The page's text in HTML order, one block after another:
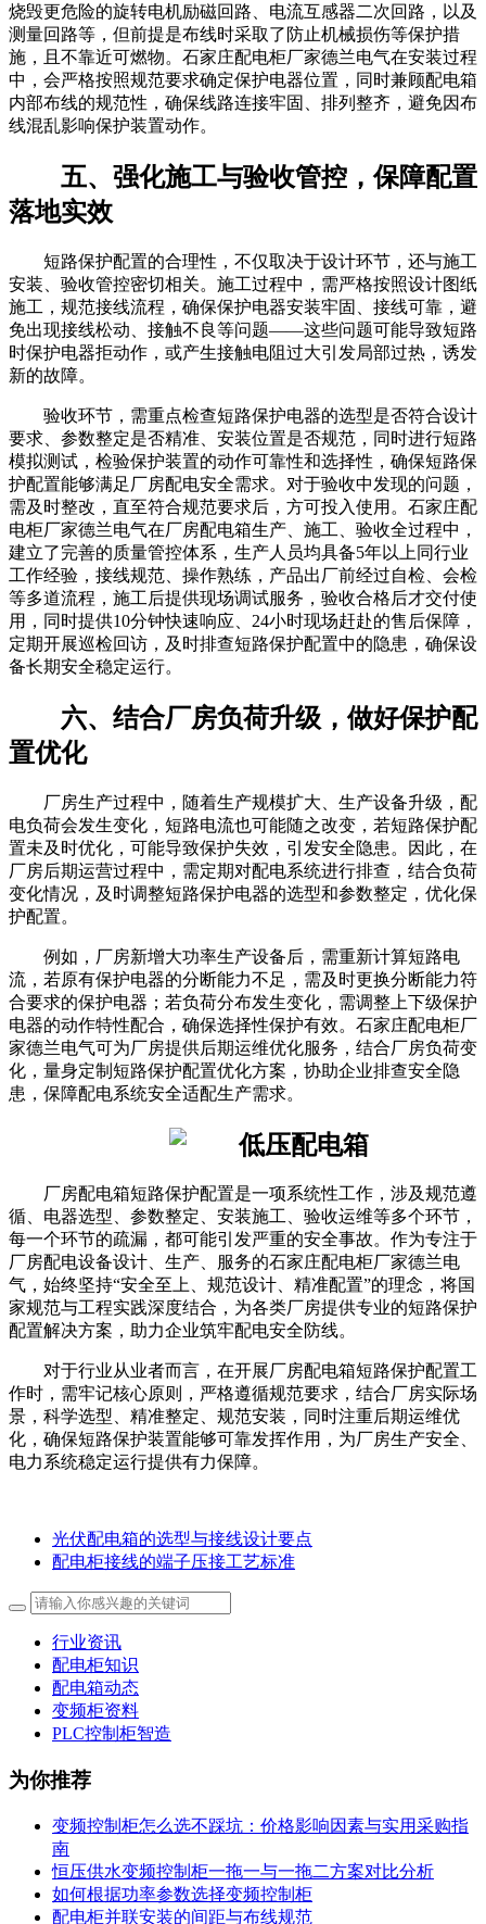
烧毁更危险的旋转电机励磁回路、电流互感器二次回路，以及
测量回路等，但前提是布线时采取了防止机械损伤等保护措
施，且不靠近可燃物。石家庄配电柜厂家德兰电气在安装过程
中，会严格按照规范要求确定保护电器位置，同时兼顾配电箱
内部布线的规范性，确保线路连接牢固、排列整齐，避免因布
线混乱影响保护装置动作。
五、强化施工与验收管控，保障配置
落地实效
短路保护配置的合理性，不仅取决于设计环节，还与施工
安装、验收管控密切相关。施工过程中，需严格按照设计图纸
施工，规范接线流程，确保保护电器安装牢固、接线可靠，避
免出现接线松动、接触不良等问题——这些问题可能导致短路
时保护电器拒动作，或产生接触电阻过大引发局部过热，诱发
新的故障。
验收环节，需重点检查短路保护电器的选型是否符合设计
要求、参数整定是否精准、安装位置是否规范，同时进行短路
模拟测试，检验保护装置的动作可靠性和选择性，确保短路保
护配置能够满足厂房配电安全需求。对于验收中发现的问题，
需及时整改，直至符合规范要求后，方可投入使用。石家庄配
电柜厂家德兰电气在厂房配电箱生产、施工、验收全过程中，
建立了完善的质量管控体系，生产人员均具备5年以上同行业
工作经验，接线规范、操作熟练，产品出厂前经过自检、会检
等多道流程，施工后提供现场调试服务，验收合格后才交付使
用，同时提供10分钟快速响应、24小时现场赶赴的售后保障，
定期开展巡检回访，及时排查短路保护配置中的隐患，确保设
备长期安全稳定运行。
六、结合厂房负荷升级，做好保护配
置优化
厂房生产过程中，随着生产规模扩大、生产设备升级，配
电负荷会发生变化，短路电流也可能随之改变，若短路保护配
置未及时优化，可能导致保护失效，引发安全隐患。因此，在
厂房后期运营过程中，需定期对配电系统进行排查，结合负荷
变化情况，及时调整短路保护电器的选型和参数整定，优化保
护配置。
例如，厂房新增大功率生产设备后，需重新计算短路电
流，若原有保护电器的分断能力不足，需及时更换分断能力符
合要求的保护电器；若负荷分布发生变化，需调整上下级保护
电器的动作特性配合，确保选择性保护有效。石家庄配电柜厂
家德兰电气可为厂房提供后期运维优化服务，结合厂房负荷变
化，量身定制短路保护配置优化方案，协助企业排查安全隐
患，保障配电系统安全适配生产需求。
厂房配电箱短路保护配置是一项系统性工作，涉及规范遵
循、电器选型、参数整定、安装施工、验收运维等多个环节，
每一个环节的疏漏，都可能引发严重的安全事故。作为专注于
厂房配电设备设计、生产、服务的石家庄配电柜厂家德兰电
气，始终坚持“安全至上、规范设计、精准配置”的理念，将国
家规范与工程实践深度结合，为各类厂房提供专业的短路保护
配置解决方案，助力企业筑牢配电安全防线。
对于行业从业者而言，在开展厂房配电箱短路保护配置工
作时，需牢记核心原则，严格遵循规范要求，结合厂房实际场
景，科学选型、精准整定、规范安装，同时注重后期运维优
化，确保短路保护装置能够可靠发挥作用，为厂房生产安全、
电力系统稳定运行提供有力保障。
光伏配电箱的选型与接线设计要点
配电柜接线的端子压接工艺标准
行业资讯
配电柜知识
配电箱动态
变频柜资料
PLC控制柜智造
为你推荐
变频控制柜怎么选不踩坑：价格影响因素与实用采购指
南
恒压供水变频控制柜一拖一与一拖二方案对比分析
如何根据功率参数选择变频控制柜
配电柜并联安装的间距与布线规范